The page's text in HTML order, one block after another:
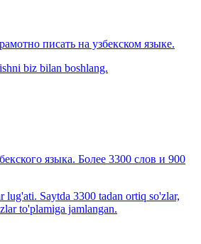
писать на узбекском языке.
biz bilan boshlang.
языка. Более 3300 слов и 900
Saytda 3300 tadan ortiq so'zlar,
to'plamiga jamlangan.